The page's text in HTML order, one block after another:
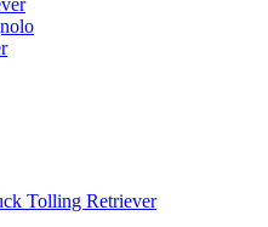
Tolling Retriever